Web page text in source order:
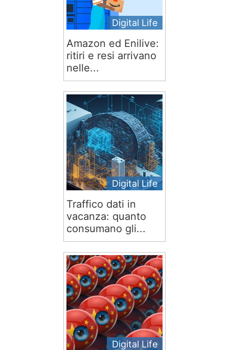
Digital Life
Amazon ed Enilive:
ritiri e resi arrivano
nelle...
Digital Life
Traffico dati in
vacanza: quanto
consumano gli...
Digital Life